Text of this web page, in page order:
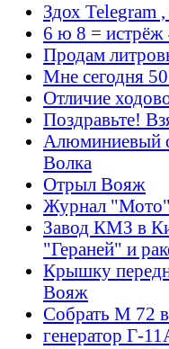
Здох Telegram
6 ю 8 = истрёж
Продам
Мне сегодня
Отличие
Поздравьте!
Алюминиевый
Волка
Отрыл Вояж
Журнал "Мото"
Завод КМЗ в
"Гераней" и
Крышку
Вояж
Собрать М 72
генератор Г-